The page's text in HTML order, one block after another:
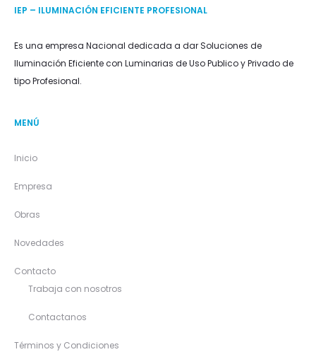
IEP – ILUMINACIÓN EFICIENTE PROFESIONAL
Es una empresa Nacional dedicada a dar Soluciones de
Iluminación Eficiente con Luminarias de Uso Publico y Privado de
tipo Profesional.
MENÚ
Inicio
Empresa
Obras
Novedades
Contacto
Trabaja con nosotros
Contactanos
Términos y Condiciones